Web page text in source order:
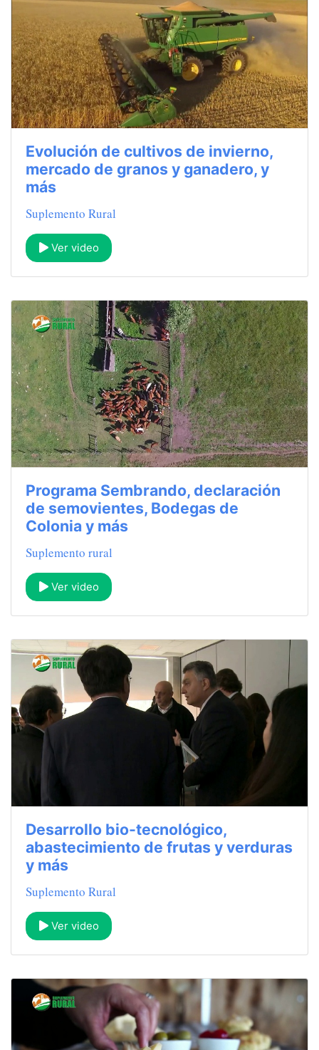
Evolución de cultivos de invierno,
mercado de granos y ganadero, y
más
Suplemento Rural
Ver video
Programa Sembrando, declaración
de semovientes, Bodegas de
Colonia y más
Suplemento rural
Ver video
Desarrollo bio-tecnológico,
abastecimiento de frutas y verduras
y más
Suplemento Rural
Ver video